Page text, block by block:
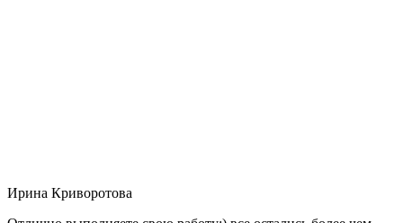
Ирина Криворотова